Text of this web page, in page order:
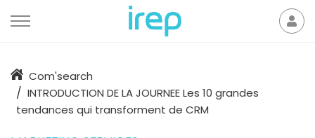
AccueilCom'search
INTRODUCTION DE LA JOURNEE Les 10 grandes
tendances qui transforment de CRM